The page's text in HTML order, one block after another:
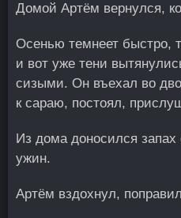
Домой Артём вернулся,
Осенью темнеет быстро,
и вот уже тени
сизыми. Он въехал во
к сараю, постоял,
Из дома доносился
ужин.
Артём вздохнул,